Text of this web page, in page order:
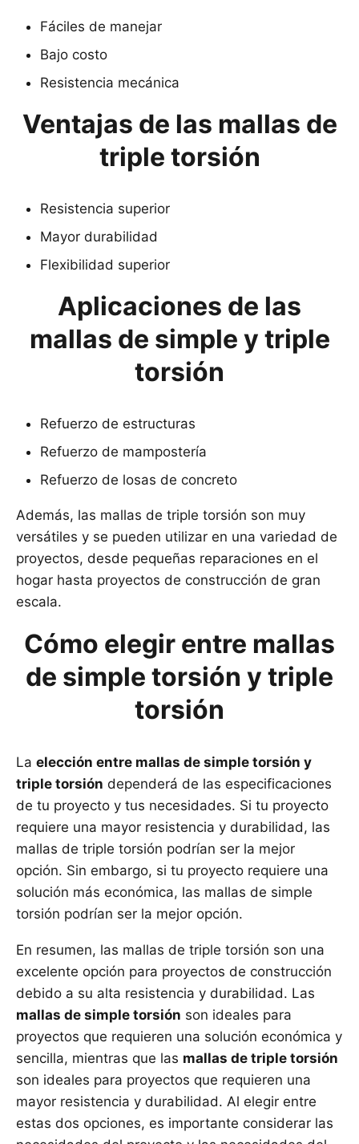
Fáciles de manejar
Bajo costo
Resistencia mecánica
Ventajas de las mallas de
triple torsión
Resistencia superior
Mayor durabilidad
Flexibilidad superior
Aplicaciones de las
mallas de simple y triple
torsión
Refuerzo de estructuras
Refuerzo de mampostería
Refuerzo de losas de concreto
Además, las mallas de triple torsión son muy
versátiles y se pueden utilizar en una variedad de
proyectos, desde pequeñas reparaciones en el
hogar hasta proyectos de construcción de gran
escala.
Cómo elegir entre mallas
de simple torsión y triple
torsión
La elección entre mallas de simple torsión y
triple torsión dependerá de las especificaciones
de tu proyecto y tus necesidades. Si tu proyecto
requiere una mayor resistencia y durabilidad, las
mallas de triple torsión podrían ser la mejor
opción. Sin embargo, si tu proyecto requiere una
solución más económica, las mallas de simple
torsión podrían ser la mejor opción.
En resumen, las mallas de triple torsión son una
excelente opción para proyectos de construcción
debido a su alta resistencia y durabilidad. Las
mallas de simple torsión son ideales para
proyectos que requieren una solución económica y
sencilla, mientras que las mallas de triple torsión
son ideales para proyectos que requieren una
mayor resistencia y durabilidad. Al elegir entre
estas dos opciones, es importante considerar las